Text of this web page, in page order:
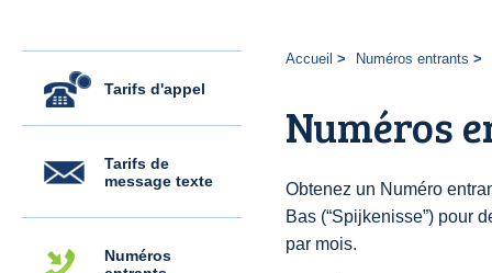
Tarifs d'appel
Tarifs de
message texte
Numéros
Accueil Numéros entrants
Numéros
Obtenez un Numéro
Bas (“Spijkenisse”) pour
par mois.